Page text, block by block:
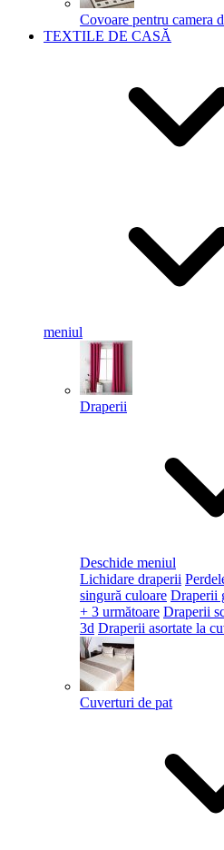
Covoare pentru camera
TEXTILE DE CASĂ
meniul
Draperii
Deschide meniul
Lichidare draperii
singură culoare Draperii
+ 3 următoare Draperii
3d Draperii asortate la
Cuverturi de pat